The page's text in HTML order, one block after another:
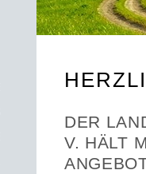
DER
V. HÄLT